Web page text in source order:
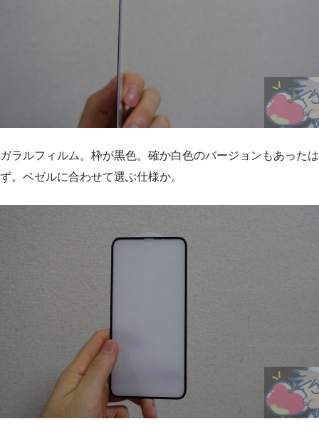
ガラルフィルム。枠が黒色。確か白色のバージョンもあったは
ず。ベゼルに合わせて選ぶ仕様か。